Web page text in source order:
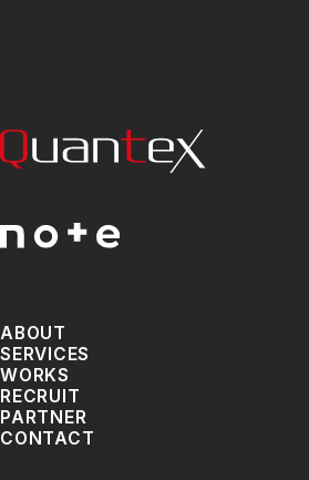
ABOUT
SERVICES
WORKS
RECRUIT
PARTNER
CONTACT